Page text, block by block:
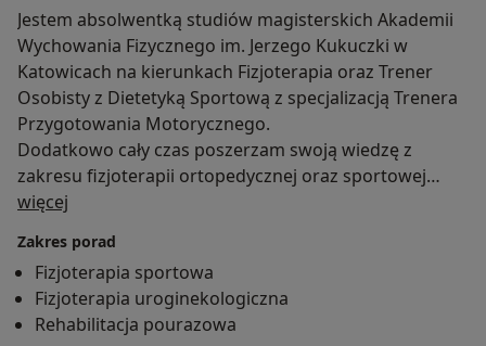
Jestem absolwentką studiów magisterskich Akademii
Wychowania Fizycznego im. Jerzego Kukuczki w
Katowicach na kierunkach Fizjoterapia oraz Trener
Osobisty z Dietetyką Sportową z specjalizacją Trenera
Przygotowania Motorycznego.
Dodatkowo cały czas poszerzam swoją wiedzę z
zakresu fizjoterapii ortopedycznej oraz sportowej
uczestnicząc w licznych kursach oraz szkoleniach. Od
pływanie. Swoje doświadczenie w fizjoterapii
zdobywałam m.in. na rocznym stażu w Akademii
Piłkarskiej. Obecnie zdobywam wiedzę oraz
umiejętności z zakresu fizjoterapii uroginekologicznej.
więcej
Zakres porad
Fizjoterapia sportowa
Fizjoterapia uroginekologiczna
Rehabilitacja pourazowa